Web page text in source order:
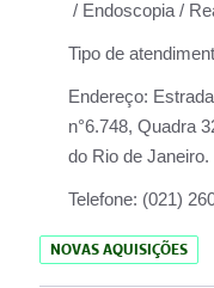
/ Endoscopia /
Tipo de
Endereço:
n°6.748, Quadra
do Rio de Janeiro.
Telefone: (021)
NOVAS AQUISIÇÕES